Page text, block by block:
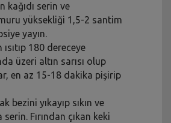
kağıdı serin ve
yüksekliği 1,5-2 santim
yayın.
180 dereceye
üzeri altın sarısı olup
en az 15-18 dakika pişirip
bezini yıkayıp sıkın ve
Fırından çıkan keki